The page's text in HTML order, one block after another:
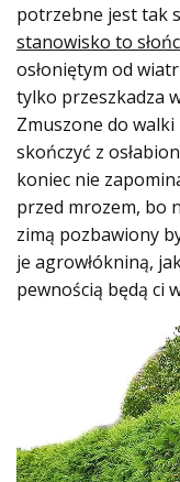
potrzebne jest tak
stanowisko to
osłoniętym od
tylko przeszkadza
Zmuszone do walki
skończyć z
koniec nie
przed mrozem, bo
zimą pozbawiony
je agrowłókniną,
pewnością będą ci